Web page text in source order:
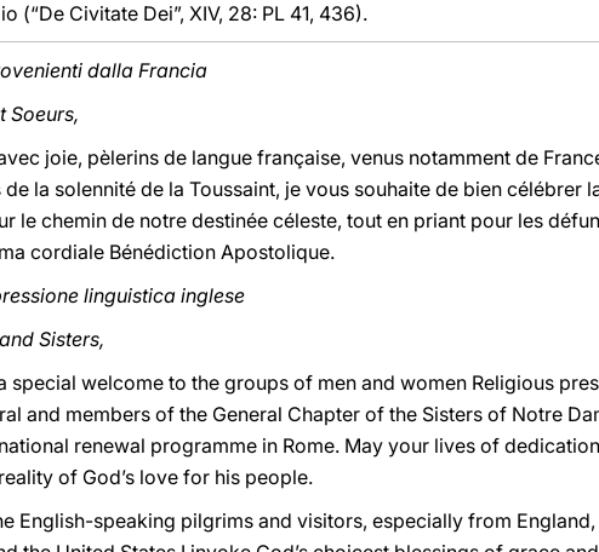
(“De Civitate Dei”, XIV, 28: PL 41, 436).
dalla Francia
Soeurs,
joie, pèlerins de langue française, venus notamment de
la solennité de la Toussaint, je vous souhaite de bien célébrer
le chemin de notre destinée céleste, tout en priant pour les
cordiale Bénédiction Apostolique.
linguistica inglese
Sisters,
special welcome to the groups of men and women Religious
and members of the General Chapter of the Sisters of Notre
renewal programme in Rome. May your lives of
of God’s love for his people.
English-speaking pilgrims and visitors, especially from